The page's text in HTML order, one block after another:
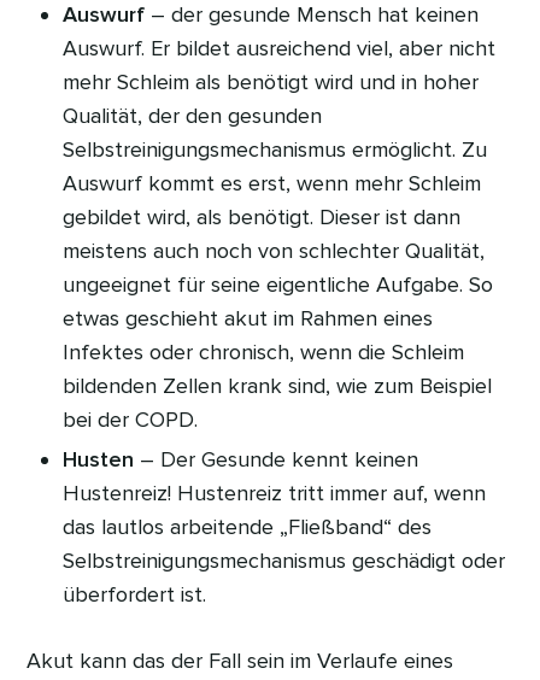
Auswurf – der gesunde Mensch hat keinen
Auswurf. Er bildet ausreichend viel, aber nicht
mehr Schleim als benötigt wird und in hoher
Qualität, der den gesunden
Selbstreinigungsmechanismus ermöglicht. Zu
Auswurf kommt es erst, wenn mehr Schleim
gebildet wird, als benötigt. Dieser ist dann
meistens auch noch von schlechter Qualität,
ungeeignet für seine eigentliche Aufgabe. So
etwas geschieht akut im Rahmen eines
Infektes oder chronisch, wenn die Schleim
bildenden Zellen krank sind, wie zum Beispiel
bei der COPD.
Husten – Der Gesunde kennt keinen
Hustenreiz! Hustenreiz tritt immer auf, wenn
das lautlos arbeitende „Fließband“ des
Selbstreinigungsmechanismus geschädigt oder
überfordert ist.
Akut kann das der Fall sein im Verlaufe eines